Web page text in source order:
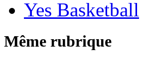
Yes Basketball
Même rubrique